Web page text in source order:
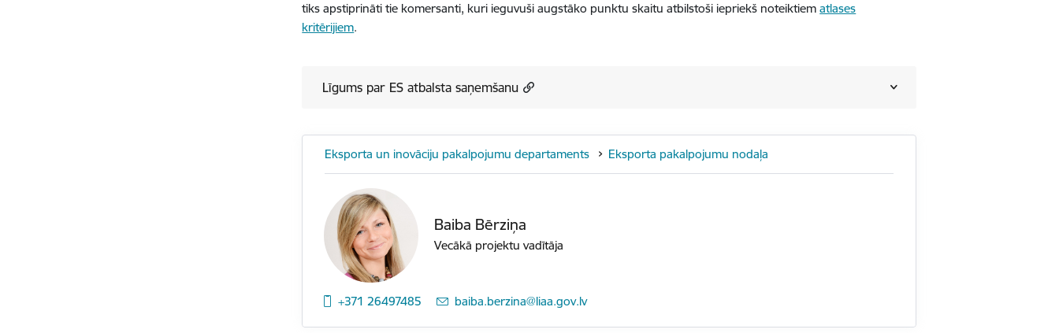
tiks apstiprināti tie komersanti, kuri ieguvuši augstāko punktu skaitu atbilstoši iepriekš noteiktiematlases
kritērijiem.
Līgums par ES atbalsta saņemšanu
Eksporta un inovāciju pakalpojumu departaments Eksporta pakalpojumu nodaļa
Baiba Bērziņa
Vecākā projektu vadītāja
+371 26497485 E-pasts:
baiba.berzina@liaa.gov.lv